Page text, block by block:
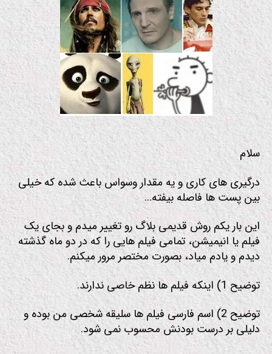
ا
ی
ل
م
سلام
درگیری های کاری و یه مقدار وسواس باعث شده که خیلی
بین پست ها فاصله بیفته…
این بار یکم روش قدیمی بلاگ رو تغییر میدم و بجای یک
فیلم یا انیمیشن، تمامی فیلم هایی را که در دو ماه گذشته
دیدم و یادم میاد، بصورت مختصر مرور میکنم.
توضیح 1) اینکه فیلم ها نظم خاصی ندارند.
توضیح 2) اسم فارسی فیلم ها سلیقه شخصی من بوده و
دلیلی بر درست بودنش محسوب نمی شود.